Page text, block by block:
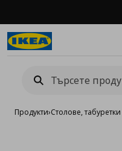
Продукти›Столове,